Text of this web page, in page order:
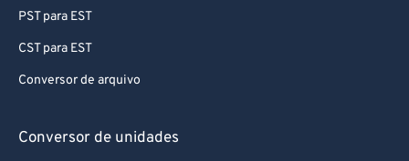
PST para EST
CST para EST
Conversor de arquivo
Conversor de unidades